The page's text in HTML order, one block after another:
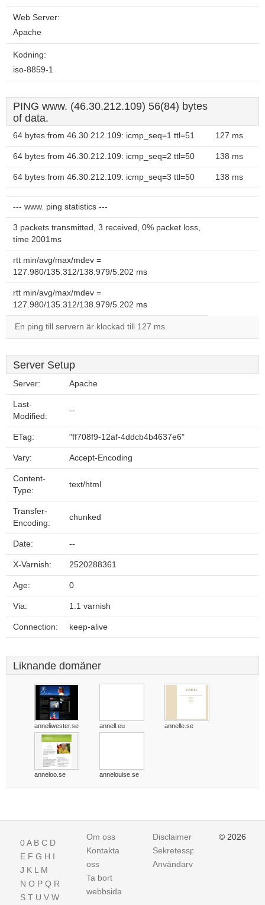
Web Server:
Apache
Kodning:
iso-8859-1
PING www. (46.30.212.109) 56(84) bytes
of data.
64 bytes from 46.30.212.109: icmp_seq=1 ttl=51 127 ms
64 bytes from 46.30.212.109: icmp_seq=2 ttl=50 138 ms
64 bytes from 46.30.212.109: icmp_seq=3 ttl=50 138 ms
--- www. ping statistics ---
3 packets transmitted, 3 received, 0% packet loss,
time 2001ms
rtt min/avg/max/mdev =
127.980/135.312/138.979/5.202 ms
rtt min/avg/max/mdev =
127.980/135.312/138.979/5.202 ms
En ping till servern är klockad till 127 ms.
Server Setup
Server: Apache
Last-
Modified:
--
ETag: "ff708f9-12af-4ddcb4b4637e6"
Vary: Accept-Encoding
Content-
Type:
text/html
Transfer-
Encoding:
chunked
Date: --
X-Varnish: 2520288361
Age: 0
Via: 1.1 varnish
Connection: keep-alive
Liknande domäner
anneliwester.se annell.eu annelle.se
anneloo.se annelouise.se
0A B C D
E F G H I
J K L M
N O P Q R
S T U V W
Om oss
Kontakta
oss
Ta bort
webbsida
Disclaimer
Sekretesspolicy
Användarvillkor
© 2026